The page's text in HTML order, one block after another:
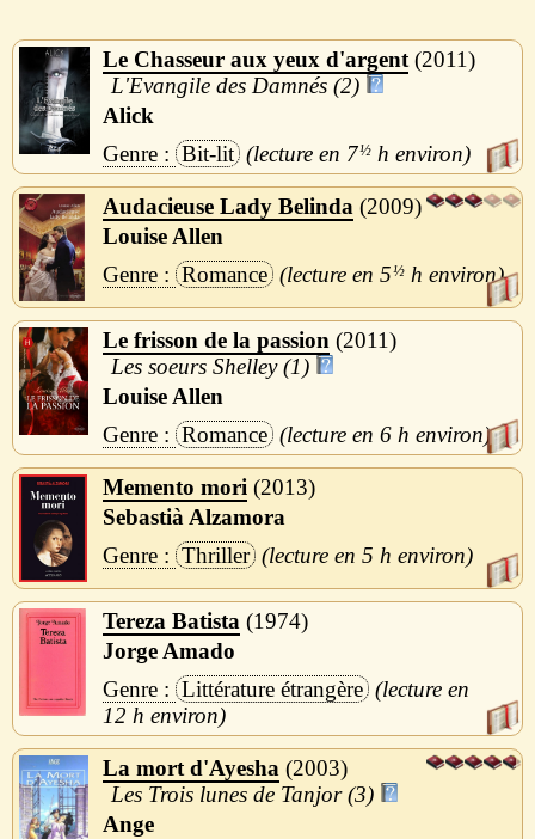
Le Chasseur aux yeux d'argent 2011
L'Evangile des Damnés (2)
Alick
Bit-lit
7½ h
Audacieuse Lady Belinda
2009
Louise Allen
Romance
5½ h
Le frisson de la passion
2011
Les soeurs Shelley (1)
Louise Allen
Romance
6 h
Memento mori
2013
Sebastià Alzamora
Thriller
5 h
Tereza Batista
1974
Jorge Amado
Littérature étrangère
12 h
La mort d'Ayesha
2003
Les Trois lunes de Tanjor (3)
Ange